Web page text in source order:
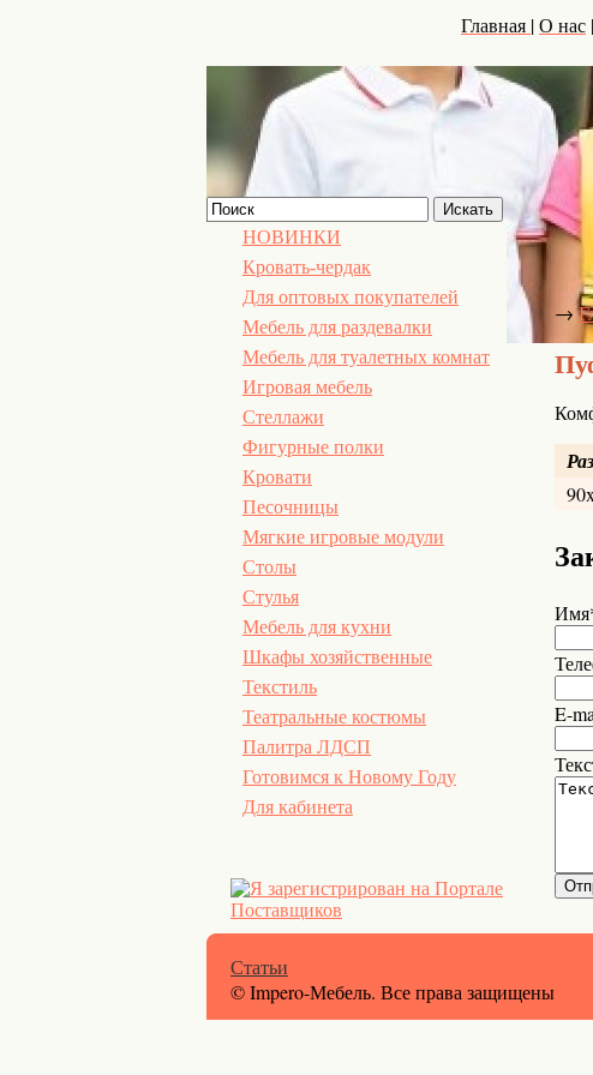
Главная | О нас |
НОВИНКИ
Кровать-чердак
Для оптовых покупателей
Мебель для раздевалки
Мебель для туалетных комнат
Игровая мебель
Стеллажи
Фигурные полки
Кровати
Песочницы
Мягкие игровые модули
Столы
Стулья
Мебель для кухни
Шкафы хозяйственные
Текстиль
Театральные костюмы
Палитра ЛДСП
Готовимся к Новому Году
Для кабинета
→
E-
Статьи
© Impero-Мебель. Все права защищены